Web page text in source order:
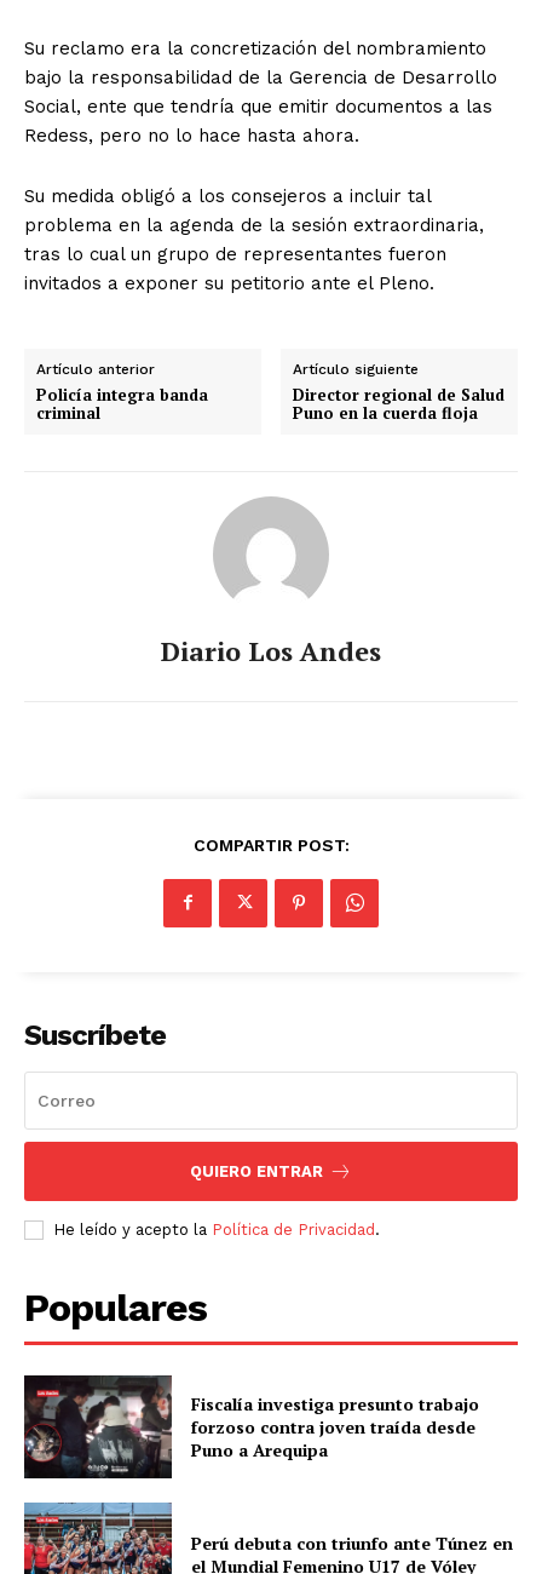
Su reclamo era la concretización del nombramiento
bajo la responsabilidad de la Gerencia de Desarrollo
Social, ente que tendría que emitir documentos a las
Redess, pero no lo hace hasta ahora.
Su medida obligó a los consejeros a incluir tal
problema en la agenda de la sesión extraordinaria,
tras lo cual un grupo de representantes fueron
invitados a exponer su petitorio ante el Pleno.
Artículo anterior
Policía integra banda
criminal
Artículo siguiente
Director regional de Salud
Puno en la cuerda floja
Diario Los Andes
COMPARTIR POST:
Suscríbete
QUIERO ENTRAR
He leído y acepto la Política de Privacidad.
Populares
Fiscalía investiga presunto trabajo
forzoso contra joven traída desde
Puno a Arequipa
Perú debuta con triunfo ante Túnez en
el Mundial Femenino U17 de Vóley